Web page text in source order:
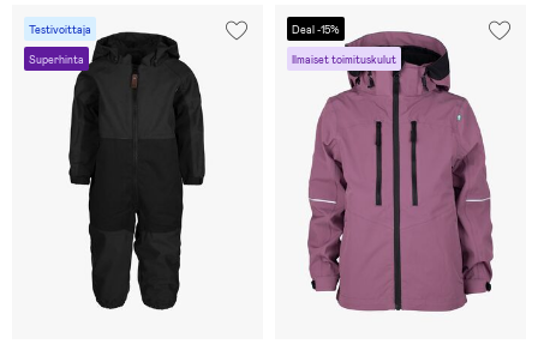
Testivoittaja
Superhinta
Deal -15%
Ilmaiset toimituskulut